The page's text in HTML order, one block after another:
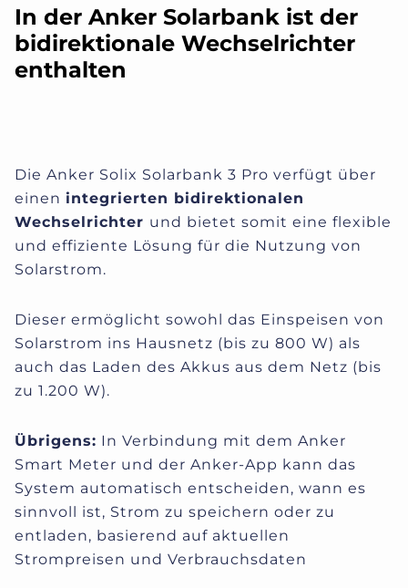
In der Anker Solarbank ist der
bidirektionale Wechselrichter
enthalten
Die Anker Solix Solarbank 3 Pro verfügt über
einen integrierten bidirektionalen
Wechselrichter und bietet somit eine flexible
und effiziente Lösung für die Nutzung von
Solarstrom.
Dieser ermöglicht sowohl das Einspeisen von
Solarstrom ins Hausnetz (bis zu 800 W) als
auch das Laden des Akkus aus dem Netz (bis
zu 1.200 W).
Übrigens: In Verbindung mit dem Anker
Smart Meter und der Anker-App kann das
System automatisch entscheiden, wann es
sinnvoll ist, Strom zu speichern oder zu
entladen, basierend auf aktuellen
Strompreisen und Verbrauchsdaten